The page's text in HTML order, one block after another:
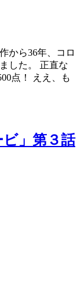
から36年、コロ
した。 正直な
点！ ええ、も
ビ」第３話